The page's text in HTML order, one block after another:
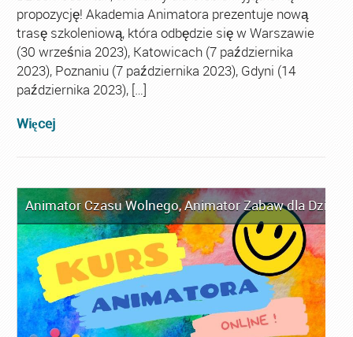
propozycję! Akademia Animatora prezentuje nową
trasę szkoleniową, która odbędzie się w Warszawie
(30 września 2023), Katowicach (7 października
2023), Poznaniu (7 października 2023), Gdyni (14
października 2023), […]
Więcej
Animator Czasu Wolnego,Animator Zabaw dla Dzieci